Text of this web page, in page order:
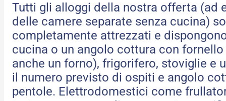
Tutti gli alloggi della nostra offerta (ad
delle camere separate senza cucina)
completamente attrezzati e
cucina o un angolo cottura con
anche un forno), frigorifero, stoviglie e
il numero previsto di ospiti e angolo
pentole. Elettrodomestici come